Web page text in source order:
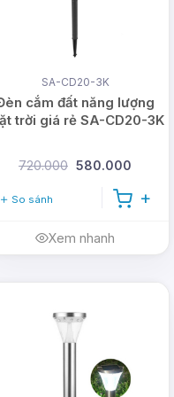
hiệu ứng
toàn bằng năng
SA-CD20-3K
cắm đất năng lượng
trời giá rẻ SA-CD20-3K
720.000 580.000
So sánh
Xem nhanh